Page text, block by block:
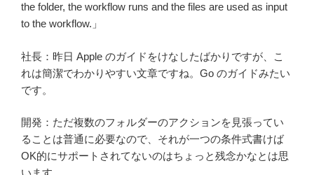
the folder, the workflow runs and the files are used as input
to the workflow.」
社長：昨日 Apple のガイドをけなしたばかりですが、こ
れは簡潔でわかりやすい文章ですね。Go のガイドみたい
です。
開発：ただ複数のフォルダーのアクションを見張ってい
ることは普通に必要なので、それが一つの条件式書けば
OK的にサポートされてないのはちょっと残念かなとは思